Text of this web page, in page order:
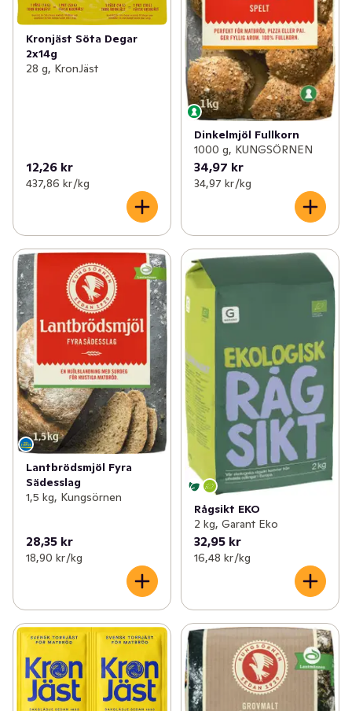
Kronjäst Söta Degar
2x14g
28 g, KronJäst
12,26 kr
437,86 kr /kg
Dinkelmjöl Fullkorn
1000 g, KUNGSÖRNEN
34,97 kr
34,97 kr /kg
Lantbrödsmjöl Fyra
Sädesslag
1,5 kg, Kungsörnen
28,35 kr
18,90 kr /kg
Rågsikt EKO
2 kg, Garant Eko
32,95 kr
16,48 kr /kg